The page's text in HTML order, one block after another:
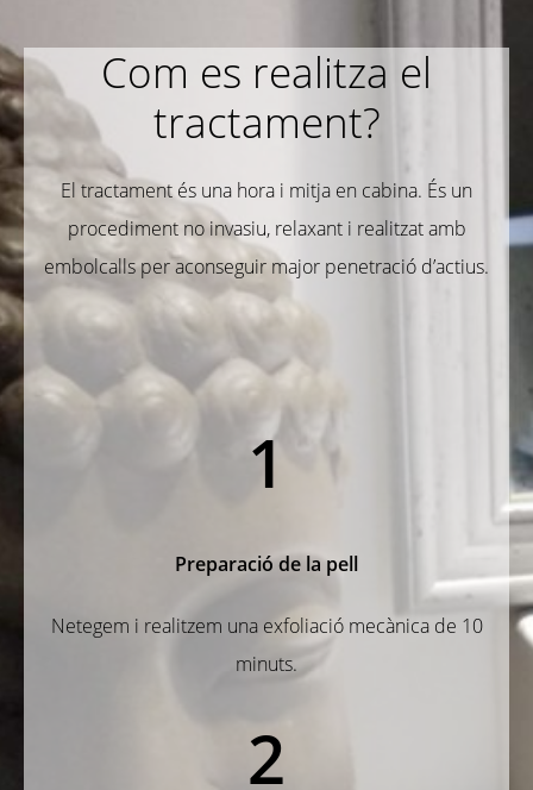
Com es realitza el
tractament?
El tractament és una hora i mitja en cabina. És un
procediment no invasiu, relaxant i realitzat amb
embolcalls per aconseguir major penetració d’actius.
1
Preparació de la pell
Netegem i realitzem una exfoliació mecànica de 10
minuts.
2